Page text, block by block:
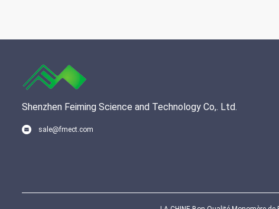
Shenzhen Feiming Science and Technology Co,. Ltd.
sale@fmect.com